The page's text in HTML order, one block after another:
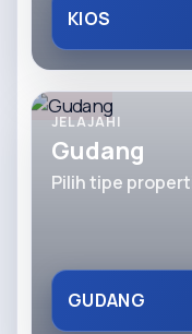
KIOS
JELAJAHI
Gudang
Pilih tipe
GUDANG